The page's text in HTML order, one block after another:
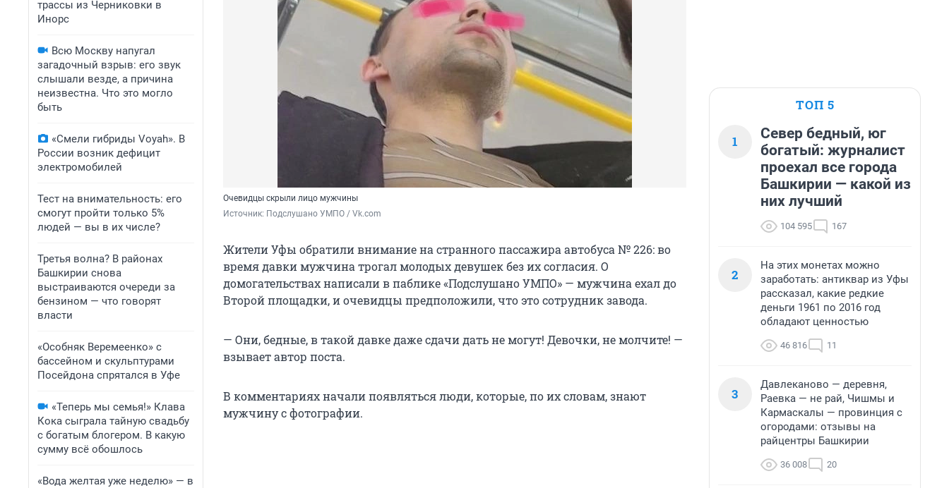
трассы из Черниковки в
Инорс
Всю Москву напугал
загадочный взрыв: его звук
слышали везде, а причина
неизвестна. Что это могло
быть
«Смели гибриды Voyah». В
России возник дефицит
электромобилей
Тест на внимательность: его
смогут пройти только 5%
людей — вы в их числе?
Третья волна? В районах
Башкирии снова
выстраиваются очереди за
бензином — что говорят
власти
«Особняк Веремеенко» с
бассейном и скульптурами
Посейдона спрятался в Уфе
«Теперь мы семья!» Клава
Кока сыграла тайную свадьбу
с богатым блогером. В какую
сумму всё обошлось
«Вода желтая уже неделю» — в
Очевидцы скрыли лицо мужчины
Источник: Подслушано УМПО / Vk.com
Жители Уфы обратили внимание на странного пассажира автобуса № 226: во
время давки мужчина трогал молодых девушек без их согласия. О
домогательствах написали в паблике «Подслушано УМПО» — мужчина ехал до
Второй площадки, и очевидцы предположили, что это сотрудник завода.
— Они, бедные, в такой давке даже сдачи дать не могут! Девочки, не молчите! —
взывает автор поста.
В комментариях начали появляться люди, которые, по их словам, знают
мужчину с фотографии.
ТОП 5
1
Север бедный, юг
богатый: журналист
проехал все города
Башкирии — какой из
них лучший
104 595 167
2
На этих монетах можно
заработать: антиквар из Уфы
рассказал, какие редкие
деньги 1961 по 2016 год
обладают ценностью
46 816 11
3
Давлеканово — деревня,
Раевка — не рай, Чишмы и
Кармаскалы — провинция с
огородами: отзывы на
райцентры Башкирии
36 008 20